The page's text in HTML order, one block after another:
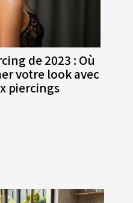
de 2023 : Où
votre look avec
piercings